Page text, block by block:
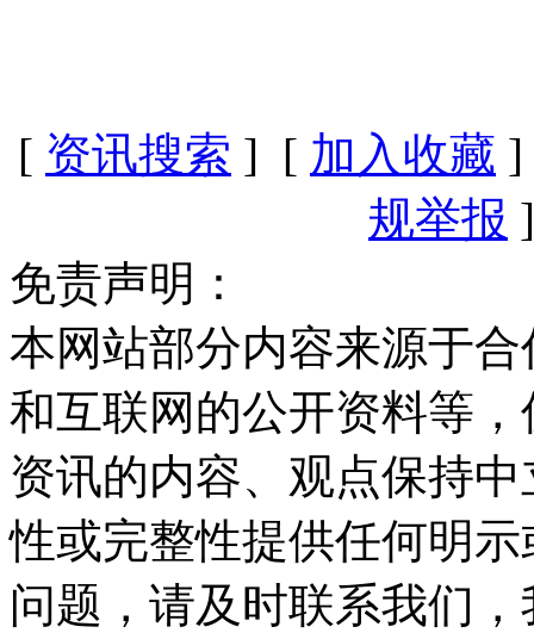
[ 资讯搜索 ] [ 加入收藏
规举报
免责声明：
本网站部分内容来源于
和互联网的公开资料等
资讯的内容、观点保持
性或完整性提供任何明
问题，请及时联系我们